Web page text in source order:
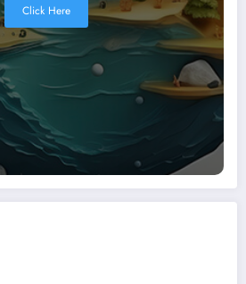
Click Here